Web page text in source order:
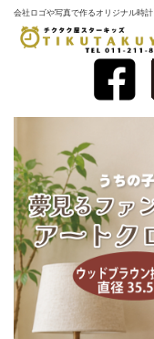
会社ロゴや写真で作るオリジナル時計